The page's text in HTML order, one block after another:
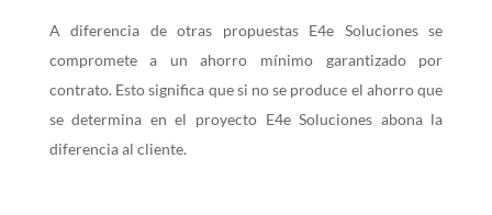
A diferencia de otras propuestas E4e Soluciones se
compromete a un ahorro mínimo garantizado por
contrato. Esto significa que si no se produce el ahorro que
se determina en el proyecto E4e Soluciones abona la
diferencia al cliente.